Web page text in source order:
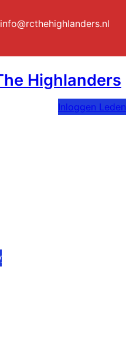
info@rcthehighlanders.nl
Highlanders
Inloggen Leden